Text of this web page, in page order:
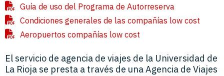
Guía de uso del Programa de Autorreserva
Condiciones generales de las compañías low cost
Aeropuertos compañías low cost
El servicio de agencia de viajes de la Universidad de
La Rioja se presta a través de una Agencia de Viajes